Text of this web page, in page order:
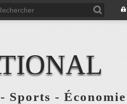
- Économie